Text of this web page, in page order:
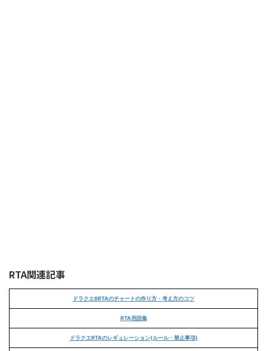
RTA関連記事
ドラクエ6RTAのチャートの作り方・考え方のコツ
RTA用語集
ドラクエRTAのレギュレーション(ルール・禁止事項)